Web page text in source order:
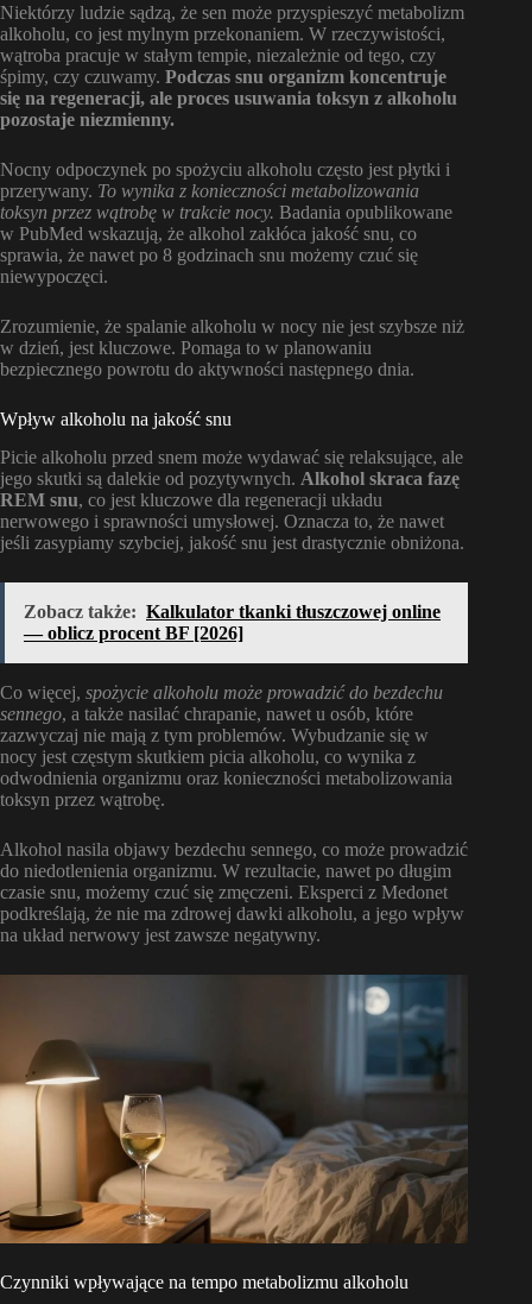
Niektórzy ludzie sądzą, że sen może przyspieszyć metabolizm
alkoholu, co jest mylnym przekonaniem. W rzeczywistości,
wątroba pracuje w stałym tempie, niezależnie od tego, czy
śpimy, czy czuwamy. Podczas snu organizm koncentruje
się na regeneracji, ale proces usuwania toksyn z alkoholu
pozostaje niezmienny.
Nocny odpoczynek po spożyciu alkoholu często jest płytki i
przerywany. To wynika z konieczności metabolizowania
toksyn przez wątrobę w trakcie nocy. Badania opublikowane
w PubMed wskazują, że alkohol zakłóca jakość snu, co
sprawia, że nawet po 8 godzinach snu możemy czuć się
niewypoczęci.
Zrozumienie, że spalanie alkoholu w nocy nie jest szybsze niż
w dzień, jest kluczowe. Pomaga to w planowaniu
bezpiecznego powrotu do aktywności następnego dnia.
Wpływ alkoholu na jakość snu
Picie alkoholu przed snem może wydawać się relaksujące, ale
jego skutki są dalekie od pozytywnych. Alkohol skraca fazę
REM snu, co jest kluczowe dla regeneracji układu
nerwowego i sprawności umysłowej. Oznacza to, że nawet
jeśli zasypiamy szybciej, jakość snu jest drastycznie obniżona.
Zobacz także: Kalkulator tkanki tłuszczowej online
— oblicz procent BF [2026]
Co więcej, spożycie alkoholu może prowadzić do bezdechu
sennego, a także nasilać chrapanie, nawet u osób, które
zazwyczaj nie mają z tym problemów. Wybudzanie się w
nocy jest częstym skutkiem picia alkoholu, co wynika z
odwodnienia organizmu oraz konieczności metabolizowania
toksyn przez wątrobę.
Alkohol nasila objawy bezdechu sennego, co może prowadzić
do niedotlenienia organizmu. W rezultacie, nawet po długim
czasie snu, możemy czuć się zmęczeni. Eksperci z Medonet
podkreślają, że nie ma zdrowej dawki alkoholu, a jego wpływ
na układ nerwowy jest zawsze negatywny.
Czynniki wpływające na tempo metabolizmu alkoholu